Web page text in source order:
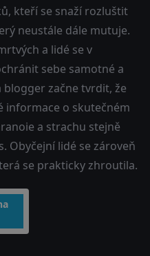
kteří se snaží rozluštit
neustále dále mutuje.
a lidé se v
sebe samotné a
blogger začne tvrdit, že
informace o skutečném
a strachu stejně
Obyčejní lidé se zároveň
se prakticky zhroutila.